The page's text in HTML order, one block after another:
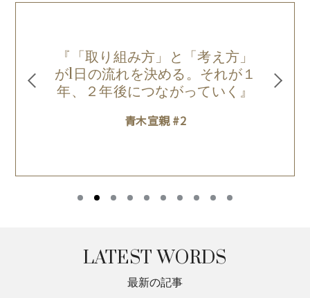
『「取り組み方」と「考え方」
が1日の流れを決める。それが１
年、２年後につながっていく』
青木宣親 #2
LATEST WORDS
最新の記事